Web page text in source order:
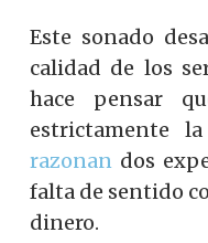
Este sonado
calidad de los
hace pensar
estrictamente
razonan dos
falta de sentido
dinero.